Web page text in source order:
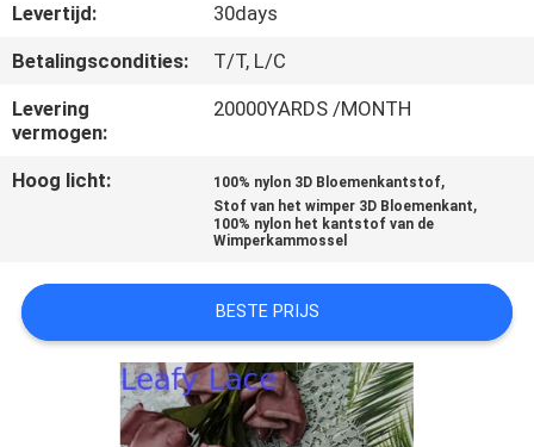
VRAAG
EEN
OFFERTE
AAN
PRIVACYBELEID
Levertijd:
30days
Betalingscondities:
T/T, L/C
Levering
vermogen:
20000YARDS /MONTH
Hoog licht: 100% nylon 3D Bloemenkantstof,
Stof van het wimper 3D Bloemenkant,
100% nylon het kantstof van de
Wimperkammossel
BESTE PRIJS